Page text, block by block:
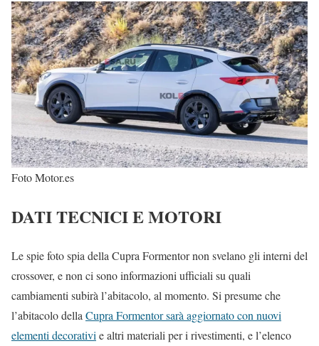
Foto Motor.es
DATI TECNICI E MOTORI
Le spie foto spia della Cupra Formentor non svelano gli interni del
crossover, e non ci sono informazioni ufficiali su quali
cambiamenti subirà l’abitacolo, al momento. Si presume che
l’abitacolo della Cupra Formentor sarà aggiornato con nuovi
elementi decorativi e altri materiali per i rivestimenti, e l’elenco